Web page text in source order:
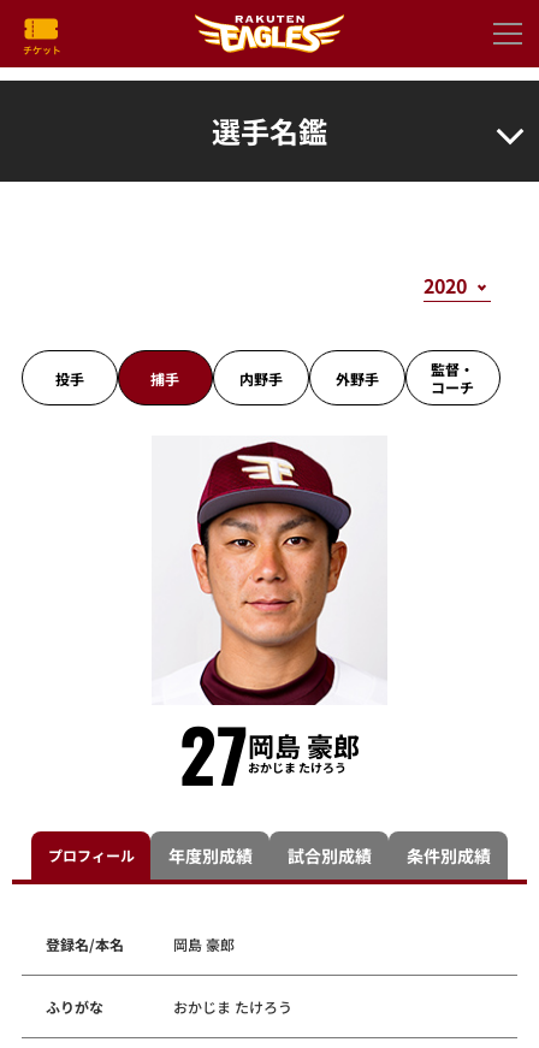
選手名鑑
投手 捕手 内野手 外野手
監督・
コーチ
27岡島 豪郎
おかじま たけろう
プロフィール 年度別成績 試合別成績 条件別成績
登録名/本名 岡島 豪郎
ふりがな おかじま たけろう